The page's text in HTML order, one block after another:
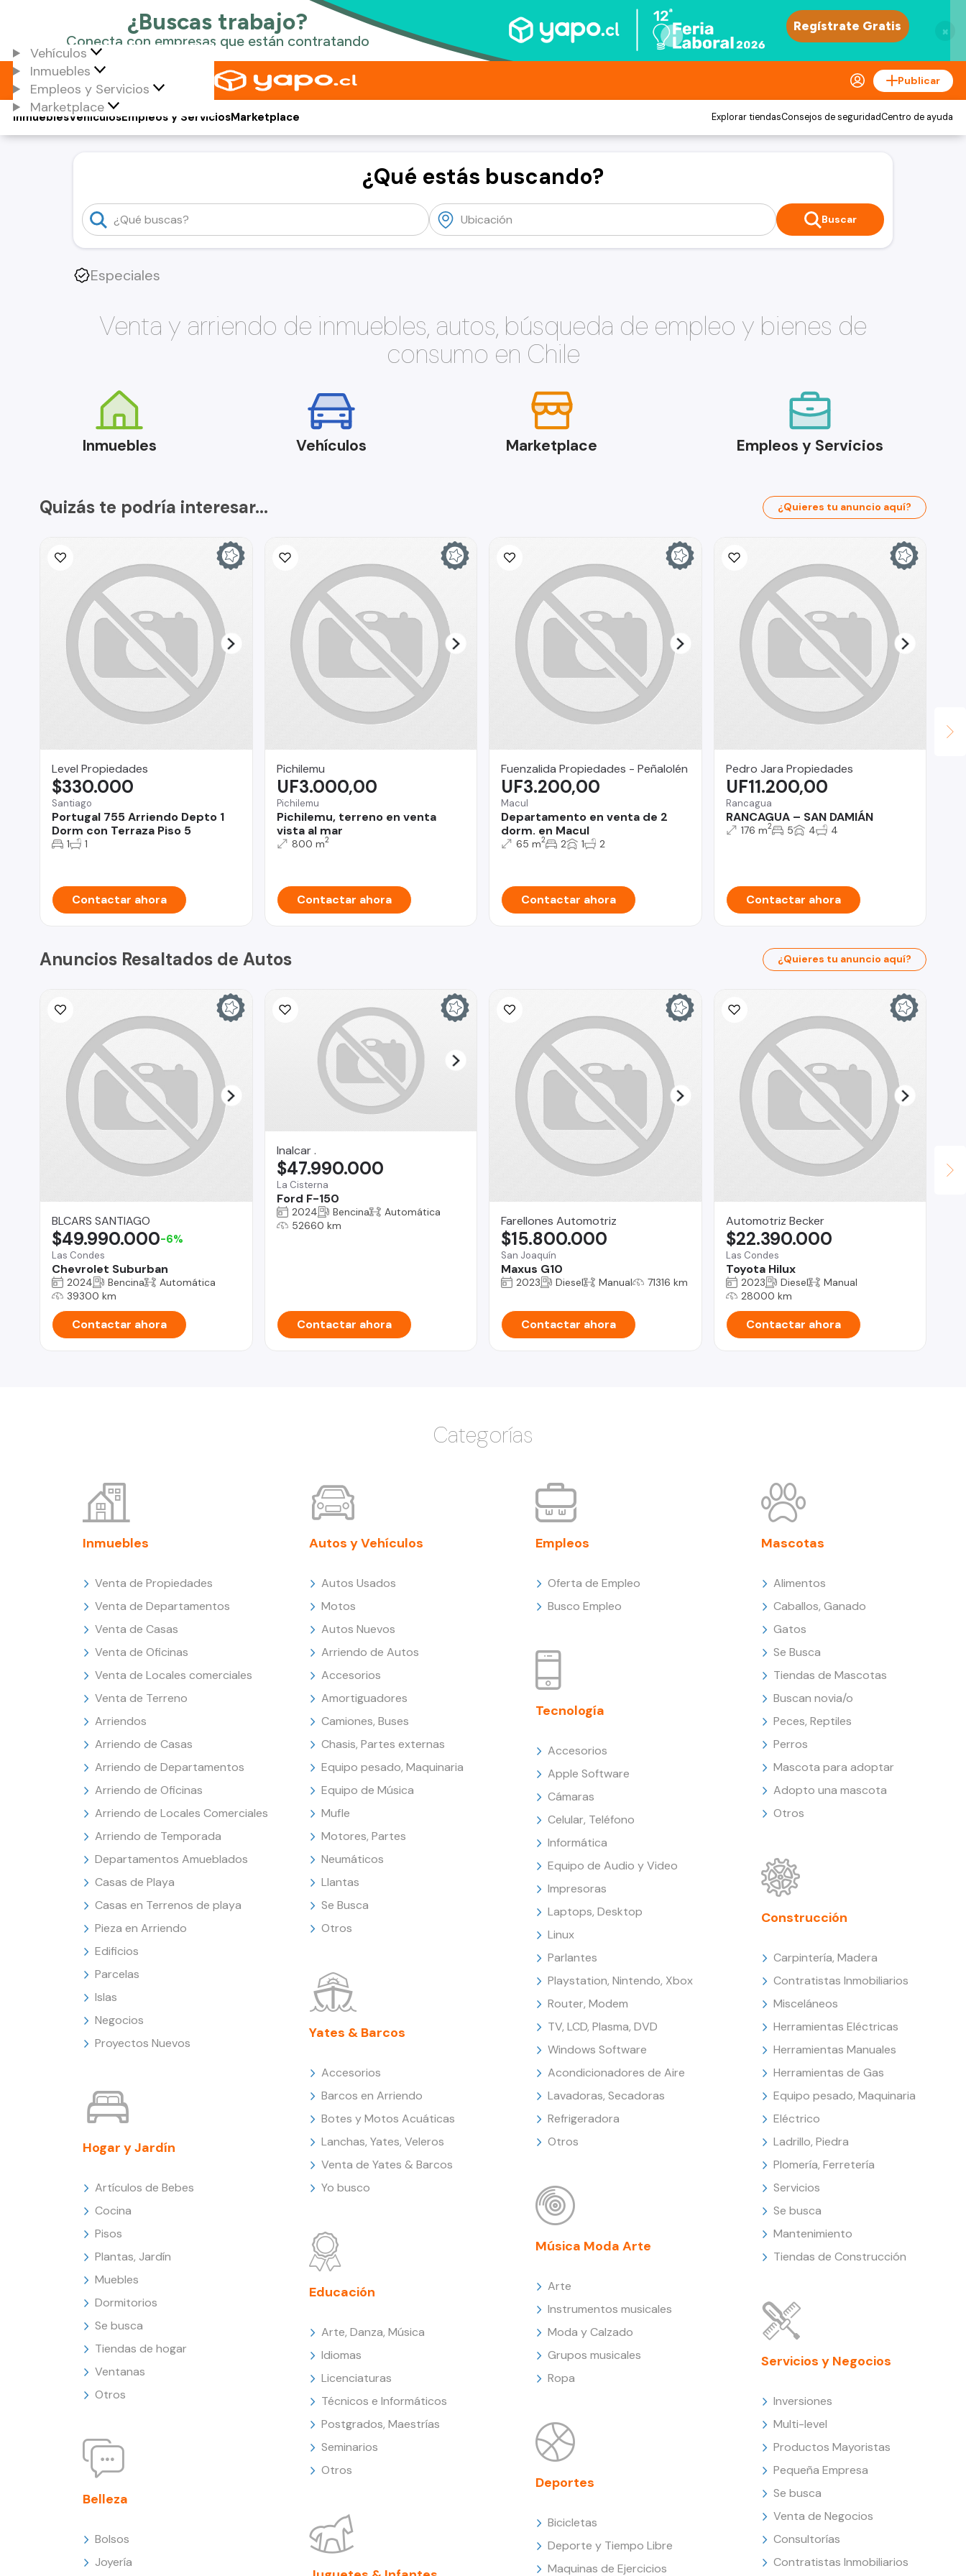
×
Vehículos
Inmuebles
Empleos y Servicios
Marketplace
Publicar
Vehículos
Inmuebles Empleos y ServiciosMarketplace Explorar tiendasConsejos de seguridadCentro de ayuda
¿Qué estás buscando?
Buscar
Especiales
Venta y arriendo de inmuebles, autos, búsqueda de empleo y bienes de
consumo en Chile
Inmuebles Vehículos Marketplace Empleos y Servicios
Quizás te podría interesar... ¿Quieres tu anuncio aquí?
Level Propiedades
Santiago
Portugal 755 Arriendo Depto 1
Dorm con Terraza Piso 5
$330.000
1 1
Contactar ahora
Pichilemu
Pichilemu
Pichilemu, terreno en venta
vista al mar
UF3.000,00
800 m2
Contactar ahora
Fuenzalida Propiedades - Peñalolén
Macul
Departamento en venta de 2
dorm. en Macul
UF3.200,00
65 m2 2 1 2
Contactar ahora
Pedro Jara Propiedades
Rancagua
RANCAGUA – SAN DAMIÁN
UF11.200,00
176 m2 5 4 4
Contactar ahora
Anuncios Resaltados de Autos ¿Quieres tu anuncio aquí?
BLCARS SANTIAGO
Las Condes
Chevrolet Suburban
$49.990.000-6%
2024 Bencina
Automática
39300 km
Contactar ahora
Inalcar .
La Cisterna
Ford F-150
$47.990.000
2024 Bencina
Automática
52660 km
Contactar ahora
Farellones Automotriz
San Joaquín
Maxus G10
$15.800.000
2023 Diesel Manual 71316 km
Contactar ahora
Automotriz Becker
Las Condes
Toyota Hilux
$22.390.000
2023 Diesel
Manual
28000 km
Contactar ahora
Categorías
Inmuebles
Venta de Propiedades
Venta de Departamentos
Venta de Casas
Venta de Oficinas
Venta de Locales comerciales
Venta de Terreno
Arriendos
Arriendo de Casas
Arriendo de Departamentos
Arriendo de Oficinas
Arriendo de Locales Comerciales
Arriendo de Temporada
Departamentos Amueblados
Casas de Playa
Casas en Terrenos de playa
Pieza en Arriendo
Edificios
Parcelas
Islas
Negocios
Proyectos Nuevos
Hogar y Jardín
Artículos de Bebes
Cocina
Pisos
Plantas, Jardín
Muebles
Dormitorios
Se busca
Tiendas de hogar
Ventanas
Otros
Belleza
Bolsos
Joyería
Autos y Vehículos
Autos Usados
Motos
Autos Nuevos
Arriendo de Autos
Accesorios
Amortiguadores
Camiones, Buses
Chasis, Partes externas
Equipo pesado, Maquinaria
Equipo de Música
Mufle
Motores, Partes
Neumáticos
Llantas
Se Busca
Otros
Yates & Barcos
Accesorios
Barcos en Arriendo
Botes y Motos Acuáticas
Lanchas, Yates, Veleros
Venta de Yates & Barcos
Yo busco
Educación
Arte, Danza, Música
Idiomas
Licenciaturas
Técnicos e Informáticos
Postgrados, Maestrías
Seminarios
Otros
Empleos
Oferta de Empleo
Busco Empleo
Tecnología
Accesorios
Apple Software
Cámaras
Celular, Teléfono
Informática
Equipo de Audio y Video
Impresoras
Laptops, Desktop
Linux
Parlantes
Playstation, Nintendo, Xbox
Router, Modem
TV, LCD, Plasma, DVD
Windows Software
Acondicionadores de Aire
Lavadoras, Secadoras
Refrigeradora
Otros
Música Moda Arte
Arte
Instrumentos musicales
Moda y Calzado
Grupos musicales
Ropa
Deportes
Bicicletas
Deporte y Tiempo Libre
Maquinas de Ejercicios
Mascotas
Alimentos
Caballos, Ganado
Gatos
Se Busca
Tiendas de Mascotas
Buscan novia/o
Peces, Reptiles
Perros
Mascota para adoptar
Adopto una mascota
Otros
Construcción
Carpintería, Madera
Contratistas Inmobiliarios
Misceláneos
Herramientas Eléctricas
Herramientas Manuales
Herramientas de Gas
Equipo pesado, Maquinaria
Eléctrico
Ladrillo, Piedra
Plomería, Ferretería
Servicios
Se busca
Mantenimiento
Tiendas de Construcción
Servicios y Negocios
Inversiones
Multi-level
Productos Mayoristas
Pequeña Empresa
Se busca
Venta de Negocios
Consultorías
Contratistas Inmobiliarios